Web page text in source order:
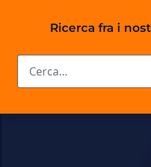
Ricerca fra i